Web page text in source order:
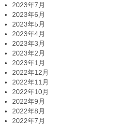
2023年7月
2023年6月
2023年5月
2023年4月
2023年3月
2023年2月
2023年1月
2022年12月
2022年11月
2022年10月
2022年9月
2022年8月
2022年7月